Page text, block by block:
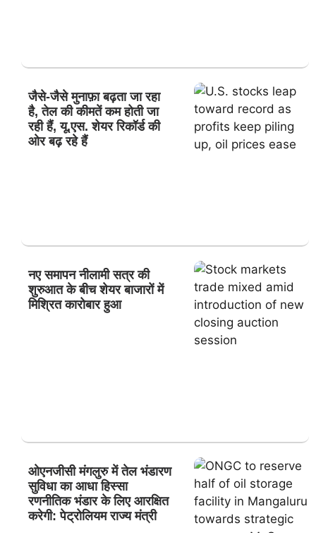
जैसे-जैसे मुनाफ़ा बढ़ता जा रहा
है, तेल की कीमतें कम होती जा
रही हैं, यू.एस. शेयर रिकॉर्ड की
ओर बढ़ रहे हैं
नए समापन नीलामी सत्र की
शुरुआत के बीच शेयर बाजारों में
मिश्रित कारोबार हुआ
ओएनजीसी मंगलुरु में तेल भंडारण
सुविधा का आधा हिस्सा
रणनीतिक भंडार के लिए आरक्षित
करेगी: पेट्रोलियम राज्य मंत्री